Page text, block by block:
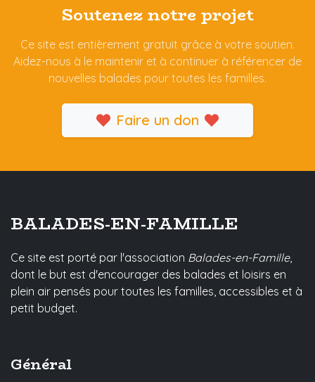
Soutenez notre projet
Ce site est entièrement gratuit grâce à votre soutien.
Aidez-nous à le maintenir et à continuer à référencer de
nouvelles balades pour toutes les familles.
Faire un don
BALADES-EN-FAMILLE
Ce site est porté par l'association Balades-en-Famille,
dont le but est d'encourager des balades et loisirs en
plein air pensés pour toutes les familles, accessibles et à
petit budget.
Général